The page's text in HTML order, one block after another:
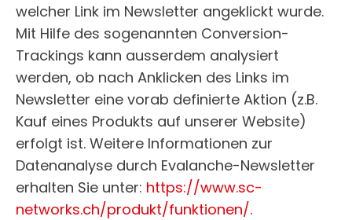
welcher Link im Newsletter angeklickt wurde.
Mit Hilfe des sogenannten Conversion-
Trackings kann ausserdem analysiert
werden, ob nach Anklicken des Links im
Newsletter eine vorab definierte Aktion (z.B.
Kauf eines Produkts auf unserer Website)
erfolgt ist. Weitere Informationen zur
Datenanalyse durch Evalanche-Newsletter
erhalten Sie unter: https://www.sc-
networks.ch/produkt/funktionen/.